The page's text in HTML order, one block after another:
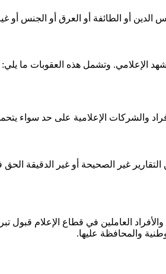
أو الطائفة أو العرق أو الجنس أو
الإعلامي. وتشمل هذه العقوبات ما يلي:
والشركات الإعلامية على حد سواء
غير الصحيحة أو غير الدقيقة
العاملين في قطاع الإعلام قبول
والمحافظة عليها.